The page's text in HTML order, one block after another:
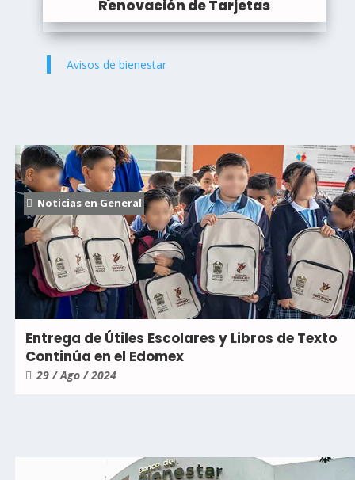
Renovación de Tarjetas
Avisos de bienestar
Noticias en General
Entrega de Útiles Escolares y Libros de Texto
Continúa en el Edomex
29 / Ago / 2024